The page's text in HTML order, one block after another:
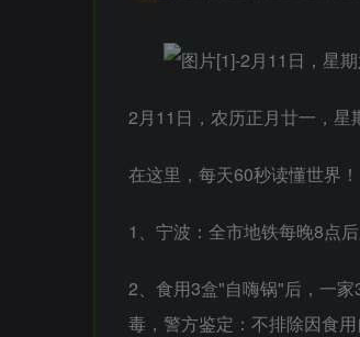
2月11日，农历正月廿一，星
在这里，每天60秒读懂世界！
1、宁波：全市地铁每晚8点
2、食用3盒"自嗨锅"后，一
毒，警方鉴定：不排除因食用